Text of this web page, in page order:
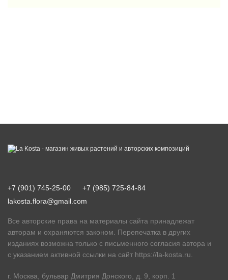
+7 (901) 745-25-00
+7 (985) 725-84-84
lakosta.flora@gmail.com
Все авторские права на материалы сайта принадлежат
авторам и охраняются законом. Перепечатка в других
изданиях возможна только с письменного согласия автора и
с указанием активной ссылки на сайт https://la-kosta.ru
г. Москва, бульвар Дмитрия Донского, д. 9, корп. 1